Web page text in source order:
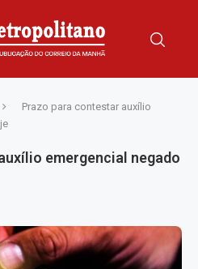
Prazo para contestar auxílio
emergencial negado